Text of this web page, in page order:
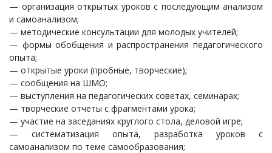
— организация открытых уроков с последующим анализом
и самоанализом;
— методические консультации для молодых учителей;
— формы обобщения и распространения педагогического
опыта;
— открытые уроки (пробные, творческие);
— сообщения на ШМО;
— выступления на педагогических советах, семинарах;
— творческие отчеты с фрагментами урока;
— участие на заседаниях круглого стола, деловой игре;
— систематизация опыта, разработка уроков с
самоанализом по теме самообразования;